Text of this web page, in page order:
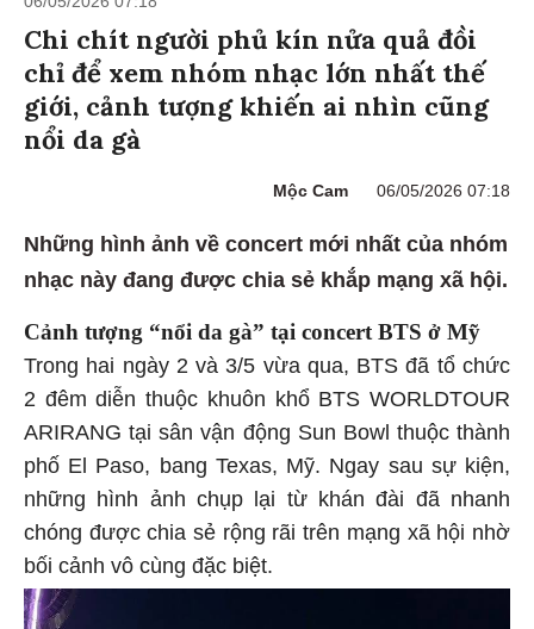
06/05/2026 07:18
Chi chít người phủ kín nửa quả đồi
chỉ để xem nhóm nhạc lớn nhất thế
giới, cảnh tượng khiến ai nhìn cũng
nổi da gà
Mộc Cam 06/05/2026 07:18
Những hình ảnh về concert mới nhất của nhóm
nhạc này đang được chia sẻ khắp mạng xã hội.
Cảnh tượng “nổi da gà” tại concert BTS ở Mỹ
Trong hai ngày 2 và 3/5 vừa qua, BTS đã tổ chức
2 đêm diễn thuộc khuôn khổ BTS WORLDTOUR
ARIRANG tại sân vận động Sun Bowl thuộc thành
phố El Paso, bang Texas, Mỹ. Ngay sau sự kiện,
những hình ảnh chụp lại từ khán đài đã nhanh
chóng được chia sẻ rộng rãi trên mạng xã hội nhờ
bối cảnh vô cùng đặc biệt.